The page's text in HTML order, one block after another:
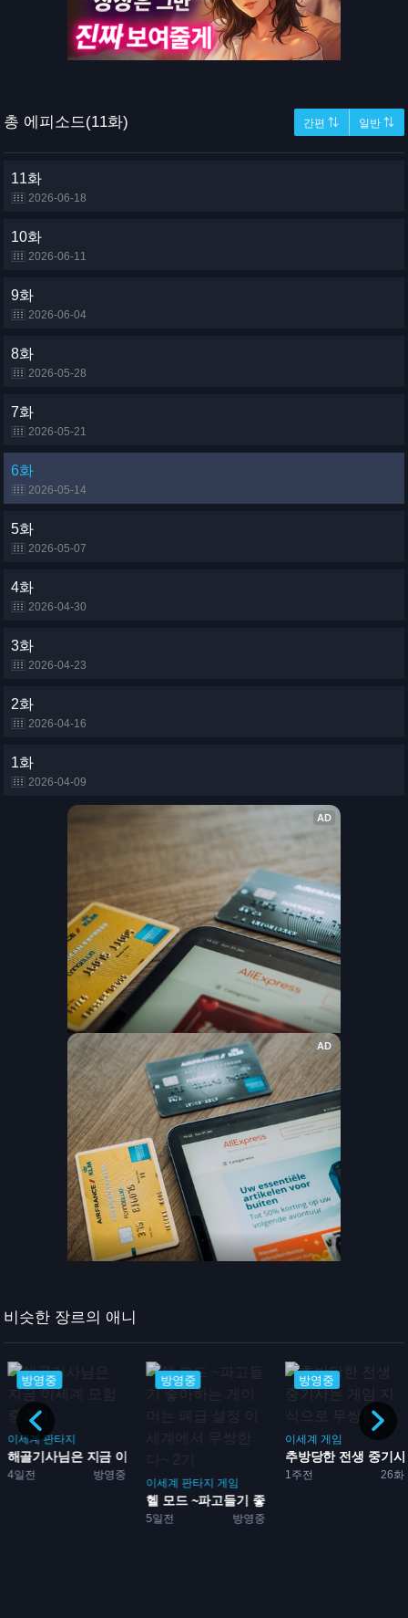
총 에피소드(11화) 간편 ⇅ 일반 ⇅
11화
2026-06-18
10화
2026-06-11
9화
2026-06-04
8화
2026-05-28
7화
2026-05-21
6화
2026-05-14
5화
2026-05-07
4화
2026-04-30
3화
2026-04-23
2화
2026-04-16
1화
2026-04-09
비슷한 장르의 애니
방영중
이세계 판타지
4일전 방영중
해골기사님은 지금 이세계 모...
방영중
이세계 판타지 게임
5일전 방영중
헬 모드 ~파고들기 좋아하는...
방영중
이세계 게임
1주전 26화
추방당한 전생 중기